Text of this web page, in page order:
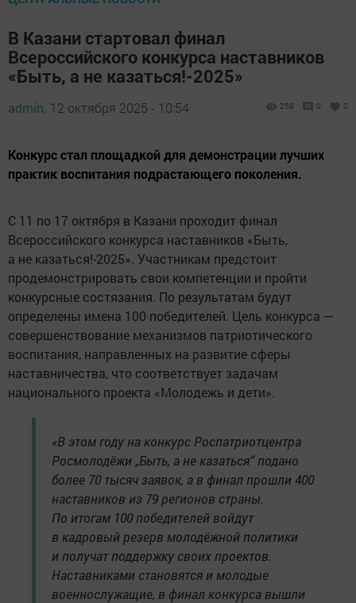
В Казани стартовал финал
Всероссийского конкурса наставников
«Быть, а не казаться!-2025»
admin, 12 октября 2025 - 10:54 258 0 0
Конкурс стал площадкой для демонстрации лучших
практик воспитания подрастающего поколения.
С 11 по 17 октября в Казани проходит финал
Всероссийского конкурса наставников «Быть,
а не казаться!-2025». Участникам предстоит
продемонстрировать свои компетенции и пройти
конкурсные состязания. По результатам будут
определены имена 100 победителей. Цель конкурса —
совершенствование механизмов патриотического
воспитания, направленных на развитие сферы
наставничества, что соответствует задачам
национального проекта «Молодежь и дети».
«В этом году на конкурс Роспатриотцентра
Росмолодёжи „Быть, а не казаться“ подано
более 70 тысяч заявок, а в финал прошли 400
наставников из 79 регионов страны.
По итогам 100 победителей войдут
в кадровый резерв молодёжной политики
и получат поддержку своих проектов.
Наставниками становятся и молодые
военнослужащие, в финал конкурса вышли